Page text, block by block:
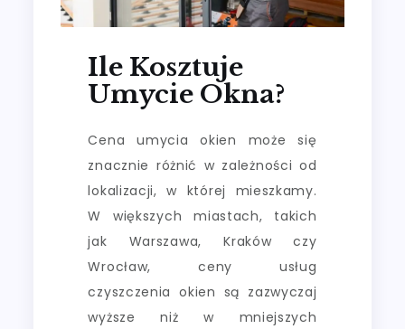
Ile Kosztuje
Umycie Okna?
Cena umycia okien może się
znacznie różnić w zależności od
lokalizacji, w której mieszkamy.
W większych miastach, takich
jak Warszawa, Kraków czy
Wrocław, ceny usług
czyszczenia okien są zazwyczaj
wyższe niż w mniejszych